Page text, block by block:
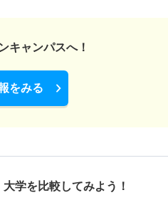
キャンパスへ！
をみる
大学を比較してみよう！